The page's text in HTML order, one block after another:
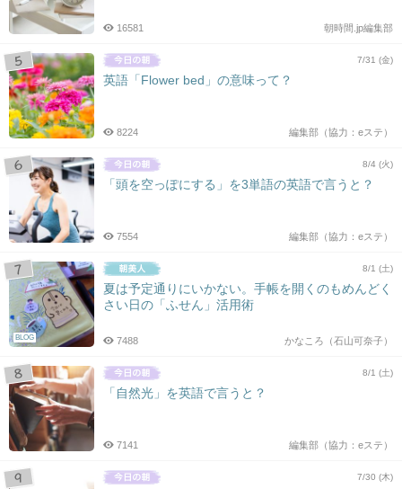
朝時間.jp編集部
16581
7/31 (金)
英語「Flower bed」の意味って？
編集部（協力：eステ）
8224
8/4 (火)
「頭を空っぽにする」を3単語の英語で言うと？
編集部（協力：eステ）
7554
BLOG
8/1 (土)
夏は予定通りにいかない。手帳を開くのもめんどく
さい日の「ふせん」活用術
かなころ（石山可奈子）
7488
8/1 (土)
「自然光」を英語で言うと？
編集部（協力：eステ）
7141
7/30 (木)